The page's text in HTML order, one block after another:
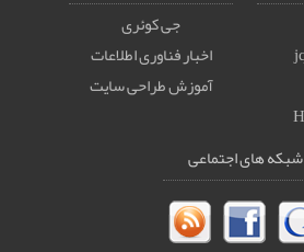
جی کوئری
اخبار فناوری اطلاعات
آموزش طراحی سایت
شبکه های اجتماعی